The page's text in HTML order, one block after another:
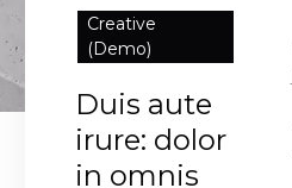
Creative
(Demo)
Duis aute
irure: dolor
in omnis